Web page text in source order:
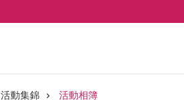
活動集錦 活動相簿